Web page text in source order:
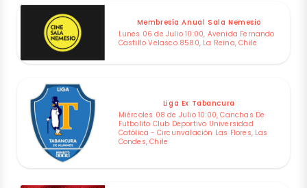
Membresía Anual Sala Nemesio
Lunes 06 de Julio 10:00, Avenida Fernando
Castillo Velasco 8580, La Reina, Chile
Liga Ex Tabancura
Miércoles 08 de Julio 10:00, Canchas De
Futbolito Club Deportivo Universidad
Católica - Circunvalación Las Flores, Las
Condes, Chile